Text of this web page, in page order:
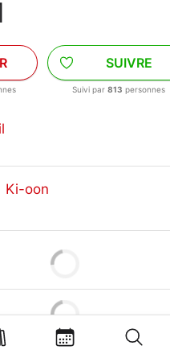
SUIVRE
Suivi par 813 personnes
Ki-oon